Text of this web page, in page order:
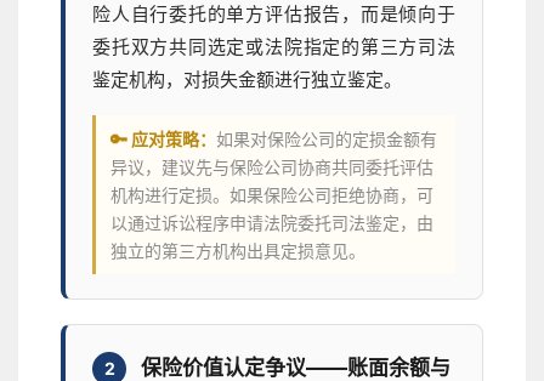
险人自行委托的单方评估报告，而是倾向于
委托双方共同选定或法院指定的第三方司法
鉴定机构，对损失金额进行独立鉴定。
🔑 应对策略： 如果对保险公司的定损金额有
异议，建议先与保险公司协商共同委托评估
机构进行定损。如果保险公司拒绝协商，可
以通过诉讼程序申请法院委托司法鉴定，由
独立的第三方机构出具定损意见。
2
保险价值认定争议——账面余额与